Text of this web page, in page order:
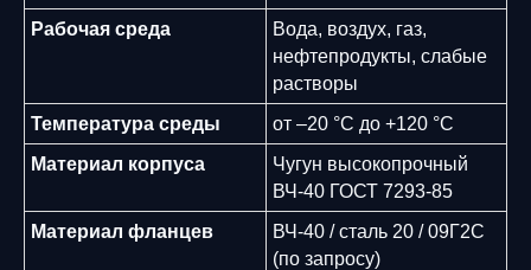
Рабочая среда
Вода, воздух, газ,
нефтепродукты, слабые
растворы
Температура среды
от –20 °C до +120 °C
Материал корпуса
Чугун высокопрочный
ВЧ-40 ГОСТ 7293-85
Материал фланцев
ВЧ-40 / сталь 20 / 09Г2С
(по запросу)